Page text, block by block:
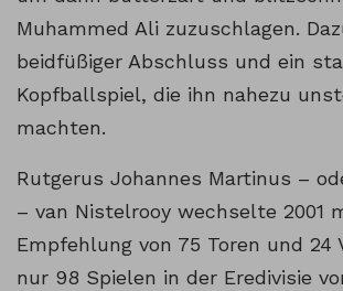
Muhammed Ali zuzuschlagen.
beidfüßiger Abschluss und ein
Kopfballspiel, die ihn nahezu
machten.
Rutgerus Johannes Martinus –
– van Nistelrooy wechselte 2001
Empfehlung von 75 Toren und 24
nur 98 Spielen in der Eredivisie